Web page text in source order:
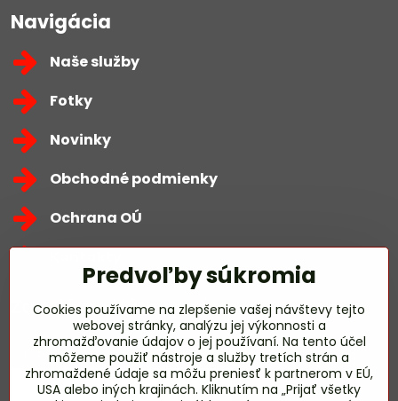
Navigácia
Naše služby
Fotky
Novinky
Obchodné podmienky
Ochrana OÚ
Zavoláme Vám späť
Váš telefón*
Predvoľby súkromia
Cookies používame na zlepšenie vašej návštevy tejto
webovej stránky, analýzu jej výkonnosti a
zhromažďovanie údajov o jej používaní. Na tento účel
môžeme použiť nástroje a služby tretích strán a
zhromaždené údaje sa môžu preniesť k partnerom v EÚ,
USA alebo iných krajinách. Kliknutím na „Prijať všetky